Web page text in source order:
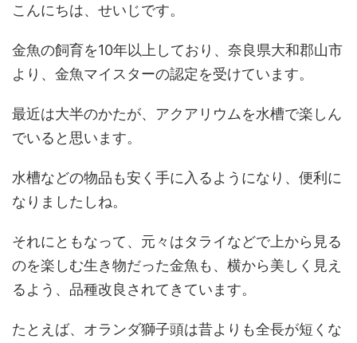
こんにちは、せいじです。
金魚の飼育を10年以上しており、奈良県大和郡山市
より、金魚マイスターの認定を受けています。
最近は大半のかたが、アクアリウムを水槽で楽しん
でいると思います。
水槽などの物品も安く手に入るようになり、便利に
なりましたしね。
それにともなって、元々はタライなどで上から見る
のを楽しむ生き物だった金魚も、横から美しく見え
るよう、品種改良されてきています。
たとえば、オランダ獅子頭は昔よりも全長が短くな